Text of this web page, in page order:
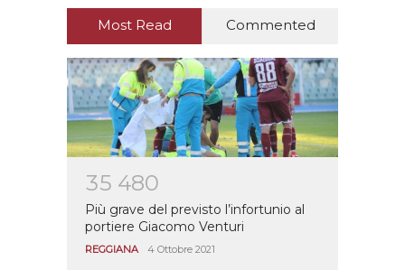
Most Read Commented
35 480
Più grave del previsto l’infortunio al
portiere Giacomo Venturi
REGGIANA 4 Ottobre 2021